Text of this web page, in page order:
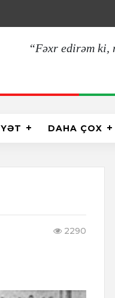
“Fəxr edirəm ki,
DAHA ÇOX
2290